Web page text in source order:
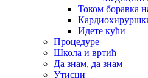
Током боравка
Идете кући
Процедуре
Школа и вртић
Да знам, да знам
Утисци